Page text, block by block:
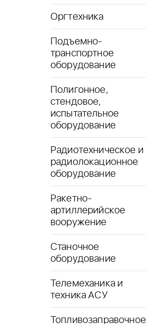
Оргтехника
Подъемно-
транспортное
оборудование
Полигонное,
стендовое,
испытательное
оборудование
Радиотехническое и
радиолокационное
оборудование
Ракетно-
артиллерийское
вооружение
Станочное
оборудование
Телемеханика и
техника АСУ
Топливозаправочное